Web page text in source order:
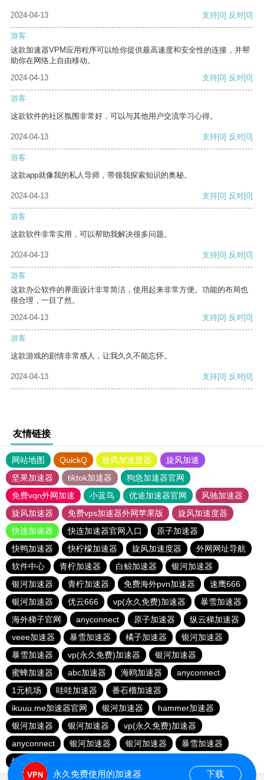
2024-04-13 支持[0] 反对[0]
游客
这款加速器VPM应用程序可以给你提供最高速度和安全性的连接，并帮
助你在网络上自由移动。
2024-04-13
支持[0] 反对[0]
游客
这款软件的社区氛围非常好，可以与其他用户交流学习心得。
2024-04-13 支持[0] 反对[0]
游客
这款app就像我的私人导师，带领我探索知识的奥秘。
2024-04-13 支持[0] 反对[0]
游客
这款软件非常实用，可以帮助我解决很多问题。
2024-04-13 支持[0] 反对[0]
游客
这款办公软件的界面设计非常简洁，使用起来非常方便。功能的布局也
很合理，一目了然。
2024-04-13
支持[0] 反对[0]
游客
这款游戏的剧情非常感人，让我久久不能忘怀。
2024-04-13 支持[0] 反对[0]
友情链接
网站地图 QuickQ 旋风加速度器
旋风加速
坚果加速器
tiktok加速器
狗急加速器官网
免费vqn外网加速
小蓝鸟 优途加速器官网
风驰加速器
旋风加速器
免费vps加速器外网苹果版
旋风加速度器
快连加速器
快连加速器官网入口
原子加速器
快鸭加速器
快柠檬加速器 旋风加速度器
外网网址导航
软件中心
青柠加速器 白鲸加速器
银河加速器
银河加速器
青柠加速器 免费海外pvn加速器
速鹰666
银河加速器
优云666 vp(永久免费)加速器
暴雪加速器
海外梯子官网
anyconnect 原子加速器
纵云梯加速器
veee加速器
暴雪加速器 橘子加速器
银河加速器
暴雪加速器
vp(永久免费)加速器
银河加速器
蜜蜂加速器
abc加速器 海鸥加速器
anyconnect
1元机场
哇哇加速器
番石榴加速器
ikuuu.me加速器官网
银河加速器
hammer加速器
银河加速器
银河加速器
vp(永久免费)加速器
anyconnect
银河加速器 银河加速器
暴雪加速器
银河加速器
永久免费使用的加速器 下载